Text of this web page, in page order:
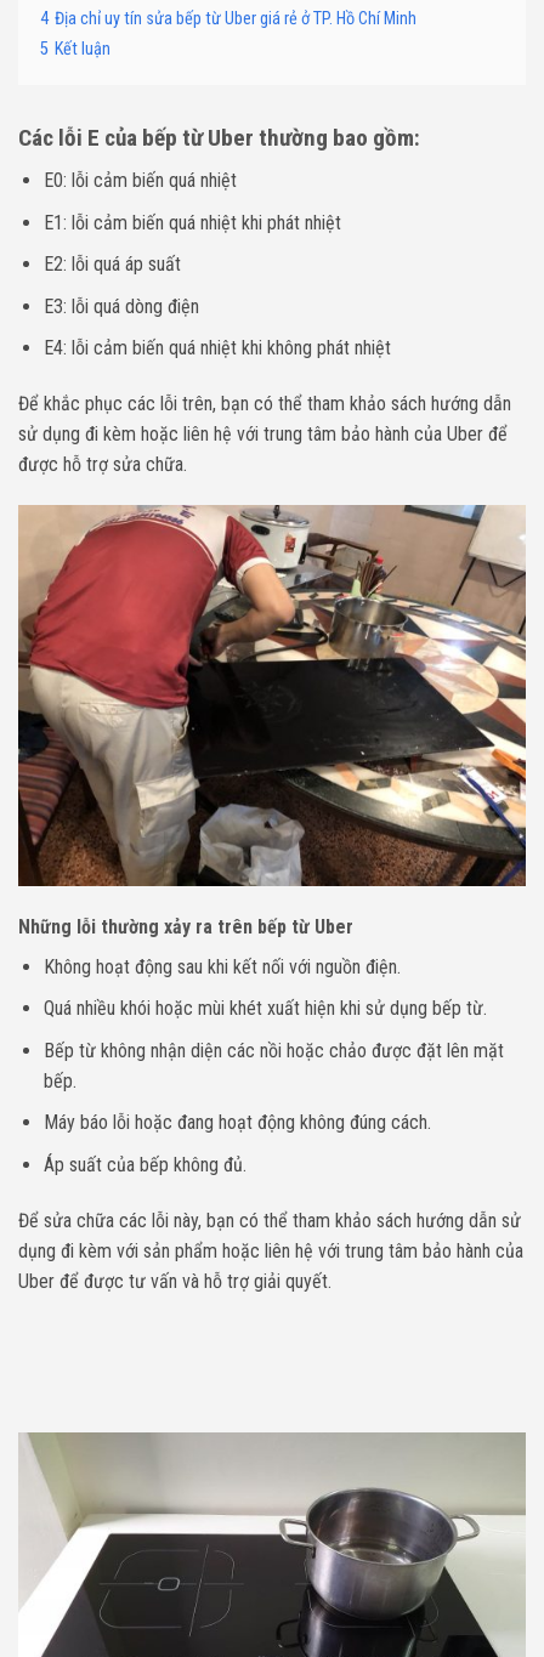
4 Địa chỉ uy tín sửa bếp từ Uber giá rẻ ở TP. Hồ Chí Minh
5 Kết luận
Các lỗi E của bếp từ Uber thường bao gồm:
E0: lỗi cảm biến quá nhiệt
E1: lỗi cảm biến quá nhiệt khi phát nhiệt
E2: lỗi quá áp suất
E3: lỗi quá dòng điện
E4: lỗi cảm biến quá nhiệt khi không phát nhiệt
Để khắc phục các lỗi trên, bạn có thể tham khảo sách hướng dẫn
sử dụng đi kèm hoặc liên hệ với trung tâm bảo hành của Uber để
được hỗ trợ sửa chữa.
Những lỗi thường xảy ra trên bếp từ Uber
Không hoạt động sau khi kết nối với nguồn điện.
Quá nhiều khói hoặc mùi khét xuất hiện khi sử dụng bếp từ.
Bếp từ không nhận diện các nồi hoặc chảo được đặt lên mặt
bếp.
Máy báo lỗi hoặc đang hoạt động không đúng cách.
Áp suất của bếp không đủ.
Để sửa chữa các lỗi này, bạn có thể tham khảo sách hướng dẫn sử
dụng đi kèm với sản phẩm hoặc liên hệ với trung tâm bảo hành của
Uber để được tư vấn và hỗ trợ giải quyết.